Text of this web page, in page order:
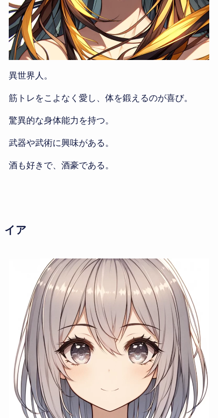
異世界人。
筋トレをこよなく愛し、体を鍛えるのが喜び。
驚異的な身体能力を持つ。
武器や武術に興味がある。
酒も好きで、酒豪である。
イア